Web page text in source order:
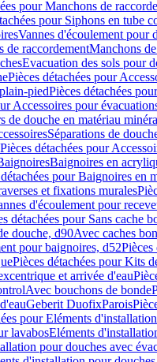
pour Manchons de
pour Siphons en tube
Vannes d'écoulement pour
de raccordementManchons
Evacuation des sols pour
Pièces détachées pour
piedPièces détachées
Accessoires pour
de douche en matériau
Séparations de
Pièces détachées pour
Baignoires en
pour Baignoires en
et fixations murales
d'écoulement pour
détachées pour Sans cache
douche, d90Avec caches
pour baignoires, d52Pièces
Pièces détachées pour Kits
et arrivée d'eau
Avec bouchons de bonde
Geberit DuofixParois
pour Eléments d'installation
lavabosEléments
pour douches avec